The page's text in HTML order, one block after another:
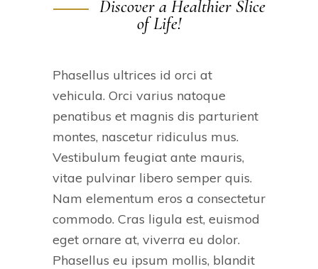
Discover a Healthier Slice
of Life!
Phasellus ultrices id orci at
vehicula. Orci varius natoque
penatibus et magnis dis parturient
montes, nascetur ridiculus mus.
Vestibulum feugiat ante mauris,
vitae pulvinar libero semper quis.
Nam elementum eros a consectetur
commodo. Cras ligula est, euismod
eget ornare at, viverra eu dolor.
Phasellus eu ipsum mollis, blandit